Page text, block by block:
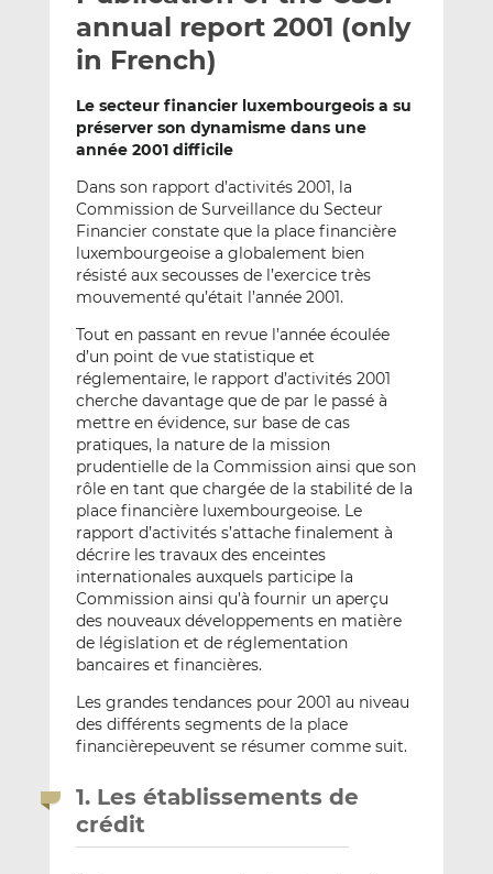
t
h
t
h
o
i
n
k
e
d
n
t
h
o
a
c
e
b
o
k
annual report 2001 (only
in French)
Le secteur financier luxembourgeois a su
préserver son dynamisme dans une
année 2001 difficile
Dans son rapport d’activités 2001, la
Commission de Surveillance du Secteur
Financier constate que la place financière
luxembourgeoise a globalement bien
résisté aux secousses de l’exercice très
mouvementé qu’était l’année 2001.
Tout en passant en revue l’année écoulée
d’un point de vue statistique et
réglementaire, le rapport d’activités 2001
cherche davantage que de par le passé à
mettre en évidence, sur base de cas
pratiques, la nature de la mission
prudentielle de la Commission ainsi que son
rôle en tant que chargée de la stabilité de la
place financière luxembourgeoise. Le
rapport d’activités s’attache finalement à
décrire les travaux des enceintes
internationales auxquels participe la
Commission ainsi qu’à fournir un aperçu
des nouveaux développements en matière
de législation et de réglementation
bancaires et financières.
Les grandes tendances pour 2001 au niveau
des différents segments de la place
financièrepeuvent se résumer comme suit.
1. Les établissements de
crédit